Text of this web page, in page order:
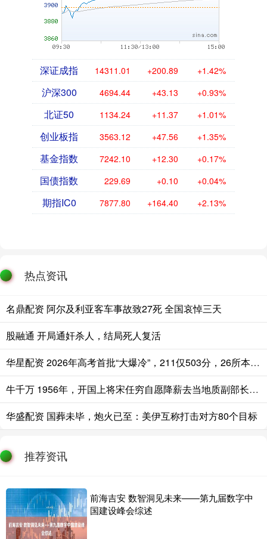
深证成指 14311.01 +200.89 +1.42%
沪深300 4694.44 +43.13 +0.93%
北证50 1134.24 +11.37 +1.01%
创业板指 3563.12 +47.56 +1.35%
基金指数 7242.10 +12.30 +0.17%
国债指数 229.69 +0.10 +0.04%
期指IC0 7877.80 +164.40 +2.13%
热点资讯
名鼎配资 阿尔及利亚客车事故致27死 全国哀悼三天
股融通 开局通奸杀人，结局死人复活
华星配资 2026年高考首批“大爆冷”，211仅503分，26所本科高校竟无人投档！
牛千万 1956年，开国上将宋任穷自愿降薪去当地质副部长，毛主席却摇头拒绝：
华盛配资 国葬未毕，炮火已至：美伊互称打击对方80个目标
推荐资讯
前海吉安 数智洞见未来——第九届数字中
国建设峰会综述